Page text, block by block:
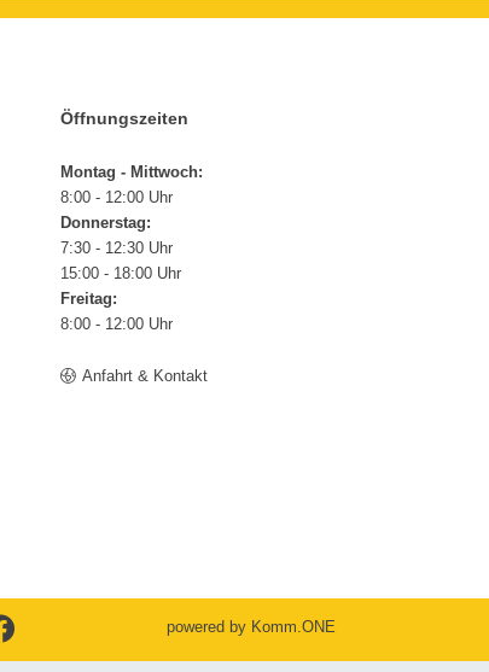
Öffnungszeiten
Montag - Mittwoch:
8:00 - 12:00 Uhr
Donnerstag:
7:30 - 12:30 Uhr
15:00 - 18:00 Uhr
Freitag:
8:00 - 12:00 Uhr
Anfahrt & Kontakt
powered by Komm.ONE